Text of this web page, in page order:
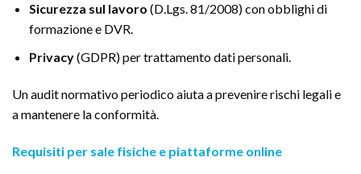
Sicurezza sul lavoro (D.Lgs. 81/2008) con obblighi di
formazione e DVR.
Privacy(GDPR) per trattamento dati personali.
Un audit normativo periodico aiuta a prevenire rischi legali e
a mantenere la conformità.
Requisiti per sale fisiche e piattaforme online